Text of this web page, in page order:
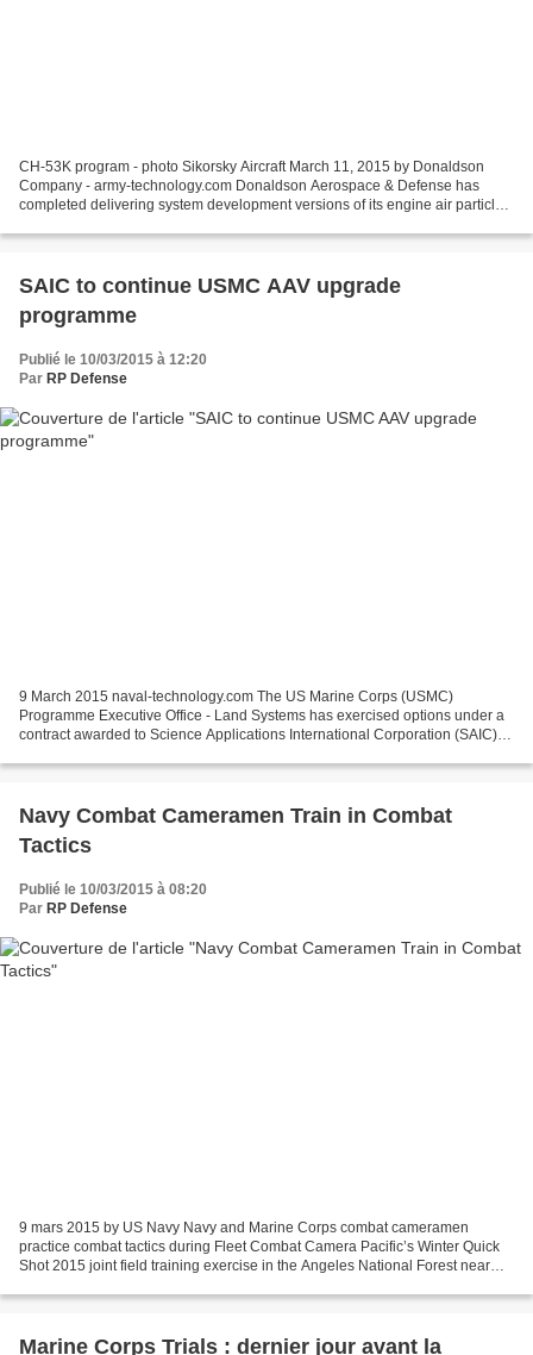
CH-53K program - photo Sikorsky Aircraft March 11, 2015 by Donaldson
Company - army-technology.com Donaldson Aerospace & Defense has
completed delivering system development versions of its engine air particle
SAIC to continue USMC AAV upgrade
programme
Publié le 10/03/2015 à 12:20
Par RP Defense
9 March 2015 naval-technology.com The US Marine Corps (USMC)
Programme Executive Office - Land Systems has exercised options under a
contract awarded to Science Applications International Corporation (SAIC) to
Navy Combat Cameramen Train in Combat
Tactics
Publié le 10/03/2015 à 08:20
Par RP Defense
9 mars 2015 by US Navy Navy and Marine Corps combat cameramen
practice combat tactics during Fleet Combat Camera Pacific’s Winter Quick
Shot 2015 joint field training exercise in the Angeles National Forest near
Marine Corps Trials : dernier jour avant la